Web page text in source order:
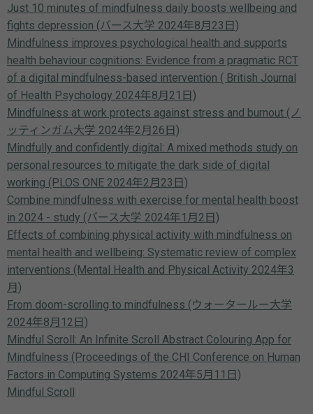
Just 10 minutes of mindfulness daily boosts wellbeing and
fights depression (バース大学 2024年8月23日)
Mindfulness improves psychological health and supports
health behaviour cognitions: Evidence from a pragmatic RCT
of a digital mindfulness-based intervention ( British Journal
of Health Psychology 2024年8月21日)
Mindfulness at work protects against stress and burnout (ノ
ッティンガム大学 2024年2月26日)
Mindfully and confidently digital: A mixed methods study on
personal resources to mitigate the dark side of digital
working (PLOS ONE 2024年2月23日)
Combine mindfulness with exercise for mental health boost
in 2024 - study (バース大学 2024年1月2日)
Effects of combining physical activity with mindfulness on
mental health and wellbeing: Systematic review of complex
interventions (Mental Health and Physical Activity 2024年3
月)
From doom-scrolling to mindfulness (ウォータールー大学
2024年8月12日)
Mindful Scroll: An Infinite Scroll Abstract Colouring App for
Mindfulness (Proceedings of the CHI Conference on Human
Factors in Computing Systems 2024年5月11日)
Mindful Scroll